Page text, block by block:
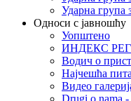
Ударна група
Односи с јавношћу
Уопштено
ИНДЕКС
Водич о
Најчешћа
Видео